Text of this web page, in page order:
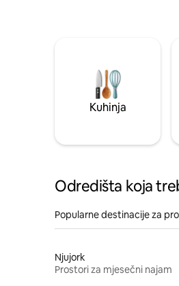
Kuhinja
Odredišta koja
Popularne destinacije za
Njujork
Prostori za mjesečni najam